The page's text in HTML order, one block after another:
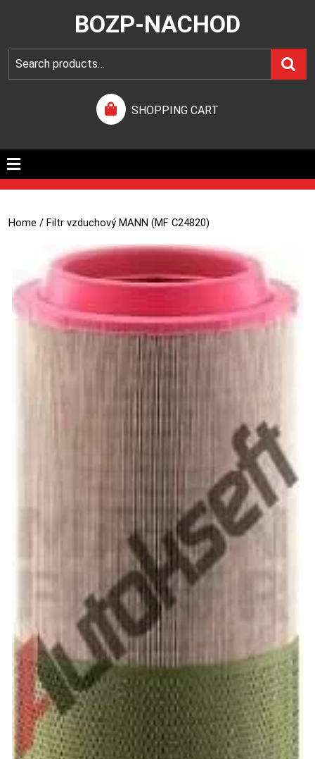
BOZP-NACHOD
SHOPPING CART
Home / Filtr vzduchový MANN (MF C24820)